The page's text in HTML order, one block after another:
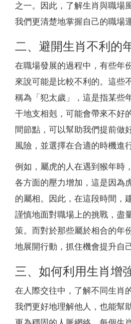
之一。因此，了解生肖與職場
我們更清楚地掌握自己的職場
二、避開生肖不利的
在職場發展的過程中，有些年
來說可能是比較不利的。這些
稱為「犯太歲」，這是指某些
干地支相剋，可能會帶來不好
間節點，可以幫助我們提前做
風險，並選擇在合適的時機進
例如，屬虎的人在遇到猴年時
各方面的壓力增加，這是因為
的屬相。因此，在這段時間，
謹慎地面對職場上的挑戰，盡
策。而對於那些屬於相合的年
地展開行動，抓住機會提升自
三、如何利用生肖增
在人際交往中，了解不同生肖
我們更好地理解他人，也能幫